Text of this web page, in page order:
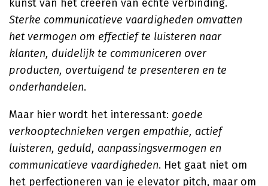
kunst van het creëren van echte verbinding.
Sterke communicatieve vaardigheden omvatten
het vermogen om effectief te luisteren naar
klanten, duidelijk te communiceren over
producten, overtuigend te presenteren en te
onderhandelen.
Maar hier wordt het interessant: goede
verkooptechnieken vergen empathie, actief
luisteren, geduld, aanpassingsvermogen en
communicatieve vaardigheden. Het gaat niet om
het perfectioneren van je elevator pitch, maar om